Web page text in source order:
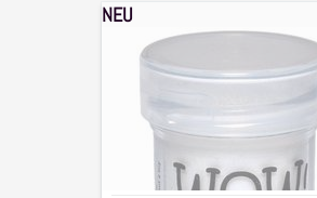
WoW!
Bonding
Powder
Metallfolien,
NEU